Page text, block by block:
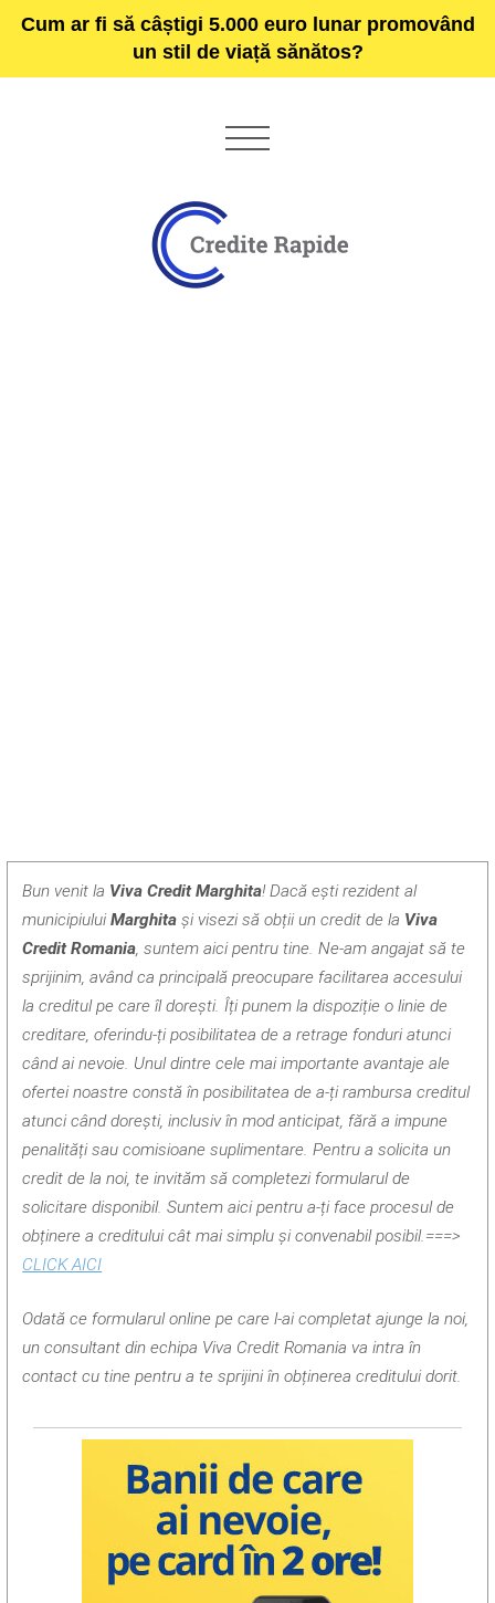
Cum ar fi să câștigi 5.000 euro lunar promovând
un stil de viață sănătos?
Bun venit la Viva Credit Marghita! Dacă ești rezident al
municipiuluiMarghita și visezi să obții un credit de la Viva
Credit Romania, suntem aici pentru tine. Ne-am angajat să te
sprijinim, având ca principală preocupare facilitarea accesului
la creditul pe care îl dorești. Îți punem la dispoziție o linie de
creditare, oferindu-ți posibilitatea de a retrage fonduri atunci
când ai nevoie. Unul dintre cele mai importante avantaje ale
ofertei noastre constă în posibilitatea de a-ți rambursa creditul
atunci când dorești, inclusiv în mod anticipat, fără a impune
penalități sau comisioane suplimentare. Pentru a solicita un
credit de la noi, te invităm să completezi formularul de
solicitare disponibil. Suntem aici pentru a-ți face procesul de
obținere a creditului cât mai simplu și convenabil posibil.===>
CLICK AICI
Odată ce formularul online pe care l-ai completat ajunge la noi,
un consultant din echipa Viva Credit Romania va intra în
contact cu tine pentru a te sprijini în obținerea creditului dorit.